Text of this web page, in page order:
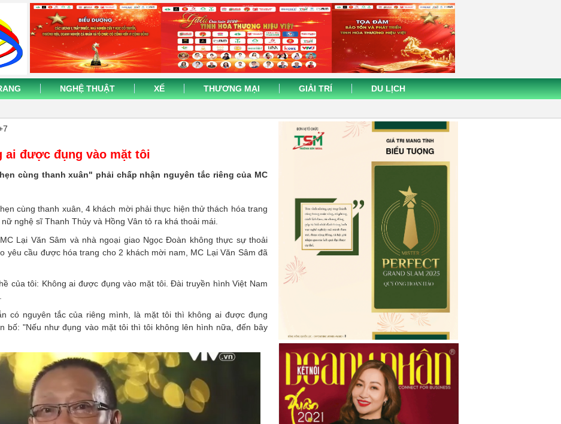
NGHỆ THUẬT XẾ THƯƠNG MẠI GIẢI TRÍ DU LỊCH
ai được đụng vào mặt tôi
cùng thanh xuân" phải chấp nhận nguyên tắc riêng của MC
cùng thanh xuân, 4 khách mời phải thực hiện thử thách hóa trang
nghệ sĩ Thanh Thủy và Hồng Vân tỏ ra khá thoải mái.
Lại Văn Sâm và nhà ngoại giao Ngọc Đoàn không thực sự thoải
yêu cầu được hóa trang cho 2 khách mời nam, MC Lại Văn Sâm đã
của tôi: Không ai được đụng vào mặt tôi. Đài truyền hình Việt Nam
có nguyên tắc của riêng mình, là mặt tôi thì không ai được đụng
bố: "Nếu như đụng vào mặt tôi thì tôi không lên hình nữa, đến bây